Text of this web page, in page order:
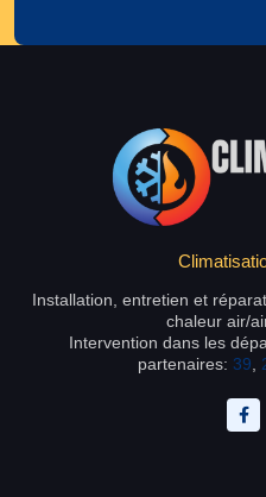
Installation, entretien et
chaleur air/
Intervention dans les
partenaires: 39